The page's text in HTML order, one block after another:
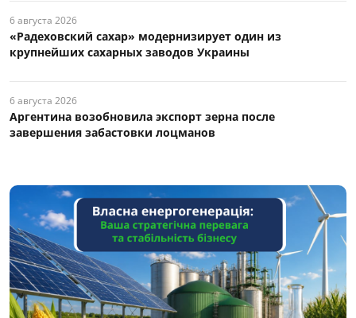
6 августа 2026
«Радеховский сахар» модернизирует один из
крупнейших сахарных заводов Украины
6 августа 2026
Аргентина возобновила экспорт зерна после
завершения забастовки лоцманов